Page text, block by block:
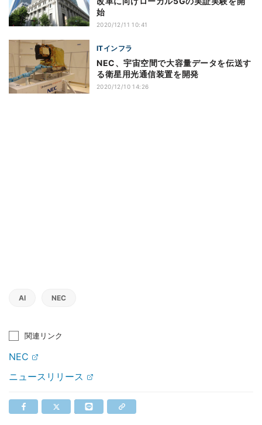
始
2020/12/11 10:41
ITインフラ
NEC、宇宙空間で大容量データを伝送す
る衛星用光通信装置を開発
2020/12/10 14:26
AI NEC
関連リンク
NEC
ニュースリリース